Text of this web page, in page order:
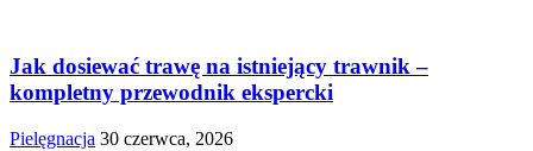
Jak dosiewać trawę na istniejący trawnik –
kompletny przewodnik ekspercki
Pielęgnacja 30 czerwca, 2026